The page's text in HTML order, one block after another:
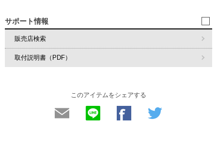
サポート情報
販売店検索
取付説明書（PDF）
このアイテムをシェアする